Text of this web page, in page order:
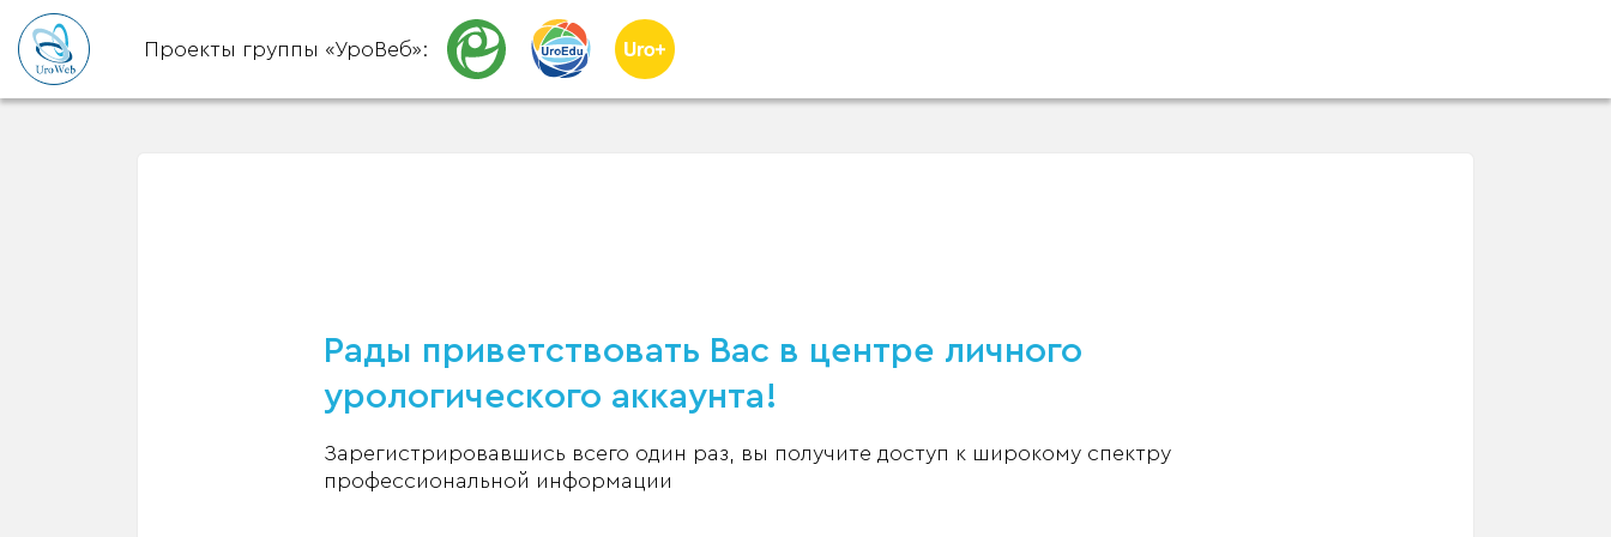
Проекты группы «УроВеб»:
Рады приветствовать Вас в центре личного
урологического аккаунта!
Зарегистрировавшись всего один раз, вы получите доступ к широкому спектру
профессиональной информации